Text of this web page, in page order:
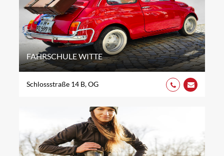
FAHRSCHULE WITTE
Schlossstraße 14 B, OG